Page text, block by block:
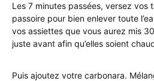
Les 7 minutes passées, versez vos
passoire pour bien enlever toute
vos assiettes que vous aurez mis
juste avant afin qu’elles soient
Puis ajoutez votre carbonara.